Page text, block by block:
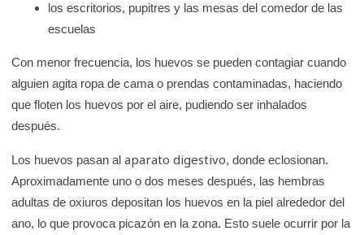
los escritorios, pupitres y las mesas del comedor de las
escuelas
Con menor frecuencia, los huevos se pueden contagiar cuando
alguien agita ropa de cama o prendas contaminadas, haciendo
que floten los huevos por el aire, pudiendo ser inhalados
después.
Los huevos pasan alaparato digestivo, donde eclosionan.
Aproximadamente uno o dos meses después, las hembras
adultas de oxiuros depositan los huevos en la piel alrededor del
ano, lo que provoca picazón en la zona. Esto suele ocurrir por la